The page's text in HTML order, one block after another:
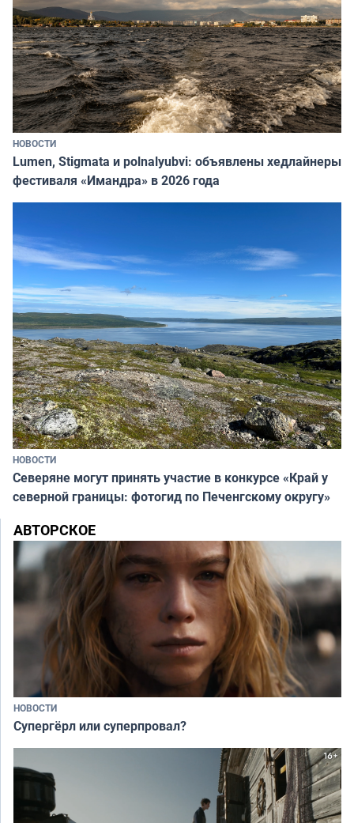
НОВОСТИ
Lumen, Stigmata и polnalyubvi: объявлены хедлайнеры
фестиваля «Имандра» в 2026 года
НОВОСТИ
Северяне могут принять участие в конкурсе «Край у
северной границы: фотогид по Печенгскому округу»
АВТОРСКОЕ
НОВОСТИ
Супергёрл или суперпровал?